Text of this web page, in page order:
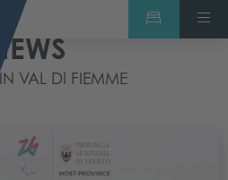
VAL DI FIEMME
PARALIMPICI DI MILANO CORTINA 2026